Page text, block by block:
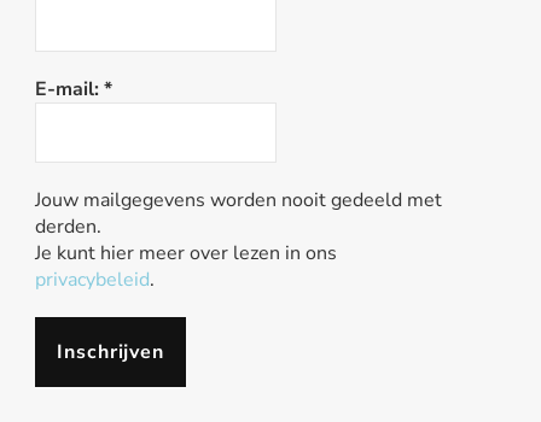
E-mail: *
Jouw mailgegevens worden nooit gedeeld met
derden.
Je kunt hier meer over lezen in ons
privacybeleid.